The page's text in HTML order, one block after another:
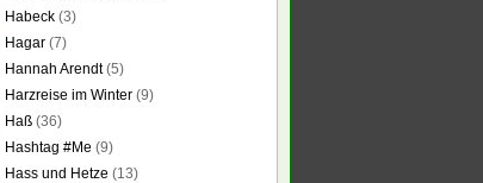
Habeck (3)
Hagar (7)
Hannah Arendt(5)
Harzreise im Winter (9)
Haß (36)
Hashtag #Me (9)
Hass und Hetze (13)